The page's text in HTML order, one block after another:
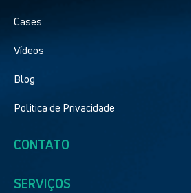
Cases
Vídeos
Blog
Politica de Privacidade
CONTATO
SERVIÇOS